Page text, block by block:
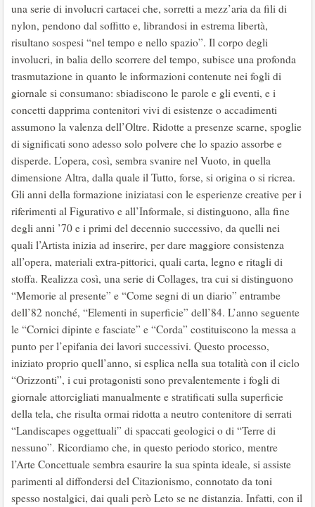
una serie di involucri cartacei che, sorretti a mezz’aria da fili di
nylon, pendono dal soffitto e, librandosi in estrema libertà,
risultano sospesi “nel tempo e nello spazio”. Il corpo degli
involucri, in balia dello scorrere del tempo, subisce una profonda
trasmutazione in quanto le informazioni contenute nei fogli di
giornale si consumano: sbiadiscono le parole e gli eventi, e i
concetti dapprima contenitori vivi di esistenze o accadimenti
assumono la valenza dell’Oltre. Ridotte a presenze scarne, spoglie
di significati sono adesso solo polvere che lo spazio assorbe e
disperde. L’opera, così, sembra svanire nel Vuoto, in quella
dimensione Altra, dalla quale il Tutto, forse, si origina o si ricrea.
Gli anni della formazione iniziatasi con le esperienze creative per i
riferimenti al Figurativo e all’Informale, si distinguono, alla fine
degli anni ’70 e i primi del decennio successivo, da quelli nei
quali l’Artista inizia ad inserire, per dare maggiore consistenza
all’opera, materiali extra-pittorici, quali carta, legno e ritagli di
stoffa. Realizza così, una serie di Collages, tra cui si distinguono
“Memorie al presente” e “Come segni di un diario” entrambe
dell’82 nonché, “Elementi in superficie” dell’84. L’anno seguente
le “Cornici dipinte e fasciate” e “Corda” costituiscono la messa a
punto per l’epifania dei lavori successivi. Questo processo,
iniziato proprio quell’anno, si esplica nella sua totalità con il ciclo
“Orizzonti”, i cui protagonisti sono prevalentemente i fogli di
giornale attorcigliati manualmente e stratificati sulla superficie
della tela, che risulta ormai ridotta a neutro contenitore di serrati
“Landiscapes oggettuali” di spaccati geologici o di “Terre di
nessuno”. Ricordiamo che, in questo periodo storico, mentre
l’Arte Concettuale sembra esaurire la sua spinta ideale, si assiste
parimenti al diffondersi del Citazionismo, connotato da toni
spesso nostalgici, dai quali però Leto se ne distanzia. Infatti, con il